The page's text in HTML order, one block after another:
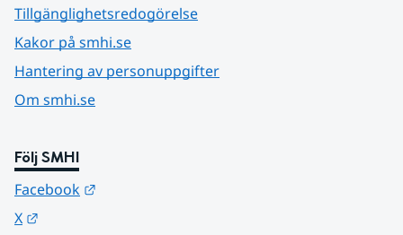
Tillgänglighetsredogörelse
Kakor på smhi.se
Hantering av personuppgifter
Om smhi.se
Följ SMHI
Facebook
X